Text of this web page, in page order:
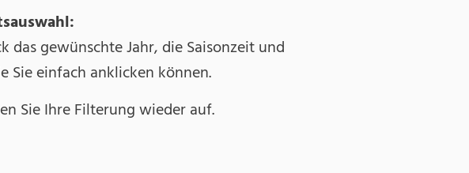
das gewünschte Jahr, die Saisonzeit und
Sie einfach anklicken können.
Sie Ihre Filterung wieder auf.